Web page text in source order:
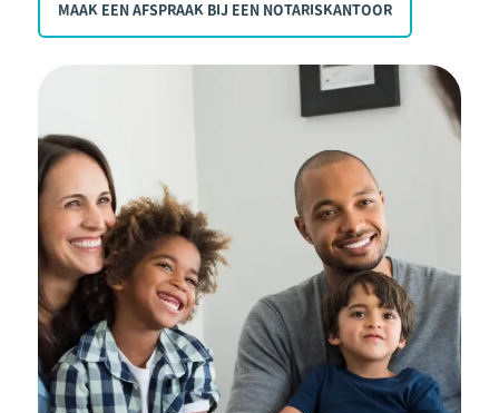
MAAK EEN AFSPRAAK BIJ EEN NOTARISKANTOOR